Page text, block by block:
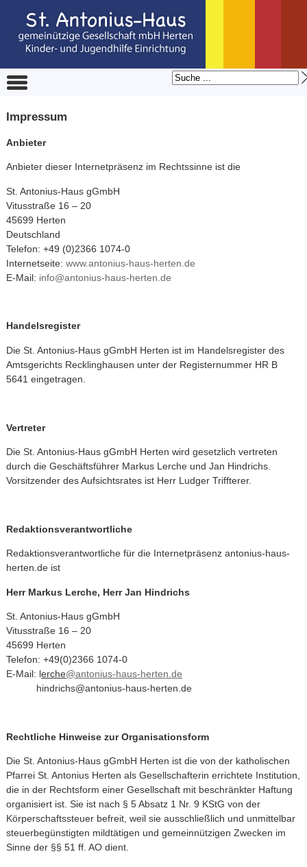
Impressum
Anbieter
Anbieter dieser Internetpräsenz im Rechtssinne ist die
St. Antonius-Haus gGmbH
Vitusstraße 16 – 20
45699 Herten
Deutschland
Telefon: +49 (0)2366 1074-0
Internetseite: www.antonius-haus-herten.de
E-Mail: info@antonius-haus-herten.de
Handelsregister
Die St. Antonius-Haus gGmbH Herten ist im Handelsregister des
Amtsgerichts Recklinghausen unter der Registernummer HR B
5641 eingetragen.
Vertreter
Die St. Antonius-Haus gGmbH Herten wird gesetzlich vertreten
durch die Geschäftsführer Markus Lerche und Jan Hindrichs.
Vorsitzender des Aufsichtsrates ist Herr Ludger Triffterer.
Redaktionsverantwortliche
Redaktionsverantwortliche für die Internetpräsenz antonius-haus-
herten.de ist
Herr Markus Lerche, Herr Jan Hindrichs
St. Antonius-Haus gGmbH
Vitusstraße 16 – 20
45699 Herten
Telefon: +49(0)2366 1074-0
E-Mail: lerche@antonius-haus-herten.de
hindrichs@antonius-haus-herten.de
Rechtliche Hinweise zur Organisationsform
Die St. Antonius-Haus gGmbH Herten ist die von der katholischen
Pfarrei St. Antonius Herten als Gesellschafterin errichtete Institution,
die in der Rechtsform einer Gesellschaft mit beschränkter Haftung
organisiert ist. Sie ist nach § 5 Absatz 1 Nr. 9 KStG von der
Körperschaftssteuer befreit, weil sie ausschließlich und unmittelbar
steuerbegünstigten mildtätigen und gemeinnützigen Zwecken im
Sinne der §§ 51 ff. AO dient.